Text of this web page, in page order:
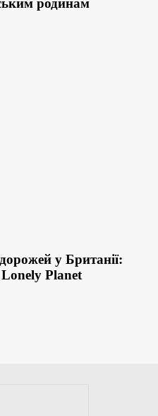
родинам
у Британії:
Planet